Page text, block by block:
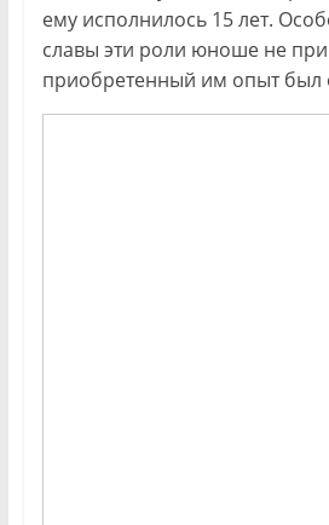
ему исполнилось 15 лет.
славы эти роли юноше не
приобретенный им опыт был